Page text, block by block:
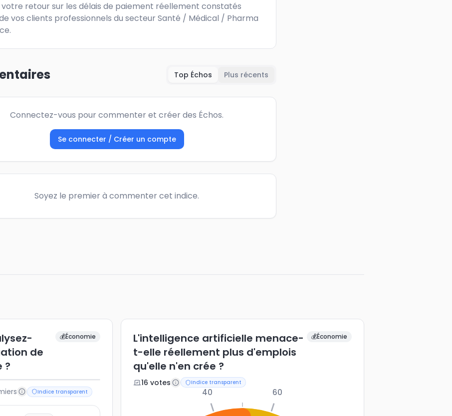
votre retour sur les délais de paiement réellement constatés
vos clients professionnels du secteur Santé / Médical / Pharma
Top Échos Plus récents
Connectez-vous pour commenter et créer des Échos.
Se connecter / Créer un compte
Soyez le premier à commenter cet indice.
de
?
💰Économie
Indice transparent
L'intelligence artificielle menace-
t-elle réellement plus d'emplois
qu'elle n'en crée ?
💰Économie
16 votes Indice transparent
40 60